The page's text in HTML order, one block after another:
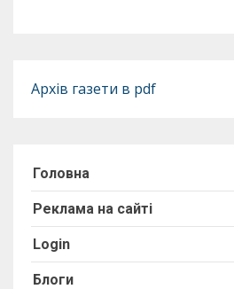
Архів газети в pdf
Головна
Реклама на сайті
Login
Блоги